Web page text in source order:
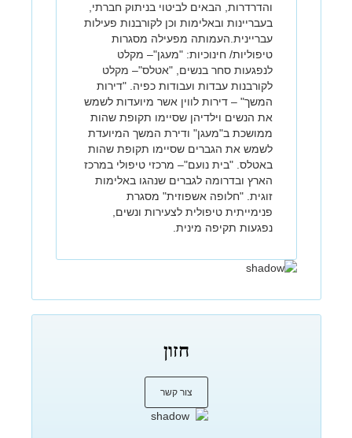
והדרדרות, הבאים לביטוי בניתוק חברתי,
בעבריינות ובאלימות וכן לקורבנות פעילות
עבריינית.העמותה מפעילה מסגרות
טיפוליות/ חינוכיות: "מעגן"– מקלט
לנפגעות סחר בנשים, "אטלס"– מקלט
לקורבנות עבדות ועבודות כפיה. "דירות
המשך" – דירות לווין אשר מיועדות לשמש
את הנשים וילדיהן שסיימו תקופת שהות
ממושכת ב"מעגן" ודירת המשך המיועדת
לשמש את הגברים שסיימו תקופת שהות
באטלס. "בית נועם"– מרכזי טיפולי במרכז
הארץ ובדרומה לגברים שנהגו באלימות
זוגית. "חלופה אשפוזית" מסגרת
פנימייתית טיפולית לצעירות ונשים,
נפגעות תקיפה מינית.
חזון
צור קשר